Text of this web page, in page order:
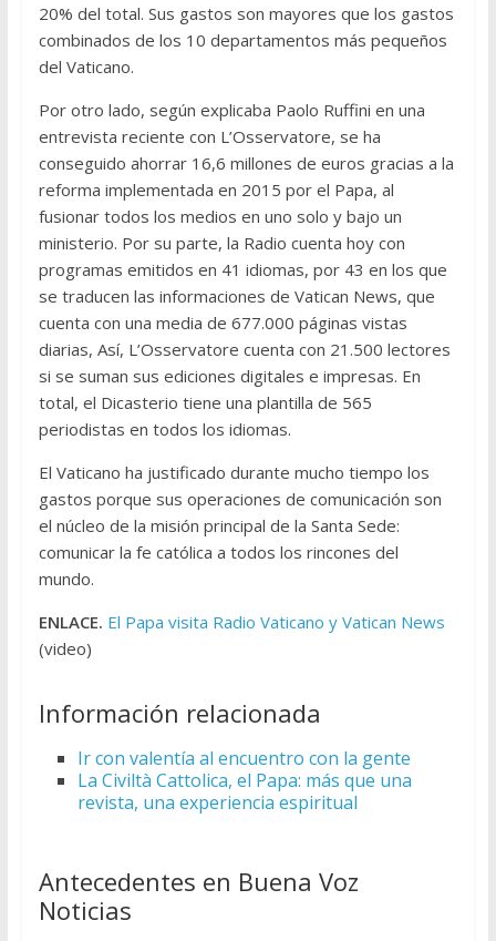
20% del total. Sus gastos son mayores que los gastos
combinados de los 10 departamentos más pequeños
del Vaticano.
Por otro lado, según explicaba Paolo Ruffini en una
entrevista reciente con L’Osservatore, se ha
conseguido ahorrar 16,6 millones de euros gracias a la
reforma implementada en 2015 por el Papa, al
fusionar todos los medios en uno solo y bajo un
ministerio. Por su parte, la Radio cuenta hoy con
programas emitidos en 41 idiomas, por 43 en los que
se traducen las informaciones de Vatican News, que
cuenta con una media de 677.000 páginas vistas
diarias, Así, L’Osservatore cuenta con 21.500 lectores
si se suman sus ediciones digitales e impresas. En
total, el Dicasterio tiene una plantilla de 565
periodistas en todos los idiomas.
El Vaticano ha justificado durante mucho tiempo los
gastos porque sus operaciones de comunicación son
el núcleo de la misión principal de la Santa Sede:
comunicar la fe católica a todos los rincones del
mundo.
ENLACE. El Papa visita Radio Vaticano y Vatican News
(video)
Información relacionada
Ir con valentía al encuentro con la gente
La Civiltà Cattolica, el Papa: más que una
revista, una experiencia espiritual
Antecedentes en Buena Voz
Noticias